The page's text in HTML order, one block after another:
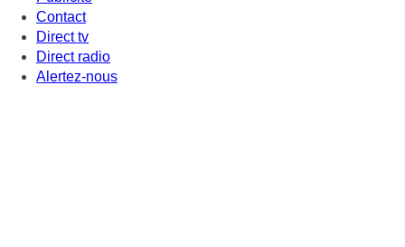
Contact
Direct tv
Direct radio
Alertez-nous